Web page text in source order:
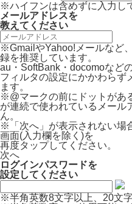
※ハイフンは含めずに入力し
メールアドレスを
教えてください
※GmailやYahoo!メールなど
録を推奨しています。
au・SoftBank・docomoなど
フィルタの設定にかかわらず
ます。
※@マークの前にドットがあ
が連続で使われているメール
ん。
※「次へ」が表示されない場
画面(入力欄を除く)を
再度タップしてください。
次へ
ログインパスワードを
設定してください
※半角英数8文字以上、20文